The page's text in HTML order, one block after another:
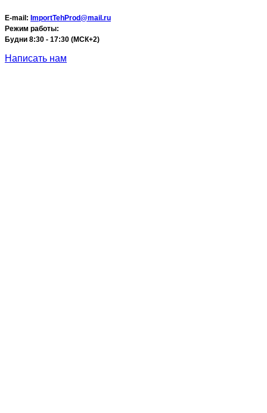
E-mail: ImportTehProd@mail.ru
Режим работы:
Будни 8:30 - 17:30 (МСК+2)
Написать нам